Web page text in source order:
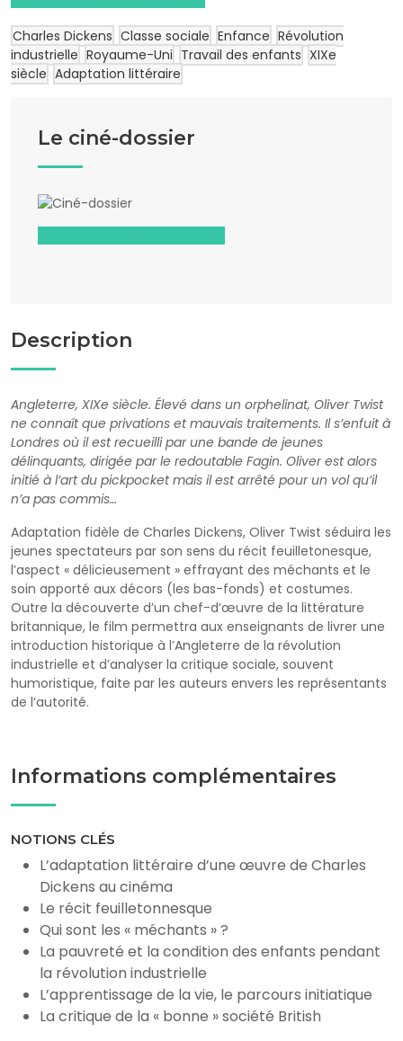
Charles Dickens Classe sociale Enfance Révolution
industrielle Royaume-Uni Travail des enfants XIXe
siècle Adaptation littéraire
Le ciné-dossier
Description
Angleterre, XIXe siècle. Élevé dans un orphelinat, Oliver Twist
ne connaît que privations et mauvais traitements. Il s’enfuit à
Londres où il est recueilli par une bande de jeunes
délinquants, dirigée par le redoutable Fagin. Oliver est alors
initié à l’art du pickpocket mais il est arrêté pour un vol qu’il
n’a pas commis…
Adaptation fidèle de Charles Dickens, Oliver Twist séduira les
jeunes spectateurs par son sens du récit feuilletonesque,
l’aspect « délicieusement » effrayant des méchants et le
soin apporté aux décors (les bas-fonds) et costumes.
Outre la découverte d’un chef-d‘œuvre de la littérature
britannique, le film permettra aux enseignants de livrer une
introduction historique à l’Angleterre de la révolution
industrielle et d’analyser la critique sociale, souvent
humoristique, faite par les auteurs envers les représentants
de l’autorité.
Informations complémentaires
NOTIONS CLÉS
L’adaptation littéraire d’une œuvre de Charles
Dickens au cinéma
Le récit feuilletonnesque
Qui sont les « méchants » ?
La pauvreté et la condition des enfants pendant
la révolution industrielle
L’apprentissage de la vie, le parcours initiatique
La critique de la « bonne » société British